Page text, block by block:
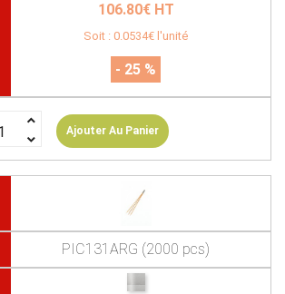
106.80€ HT
Soit : 0.0534€ l'unité
- 25 %
Ajouter Au Panier
PIC131ARG (2000 pcs)